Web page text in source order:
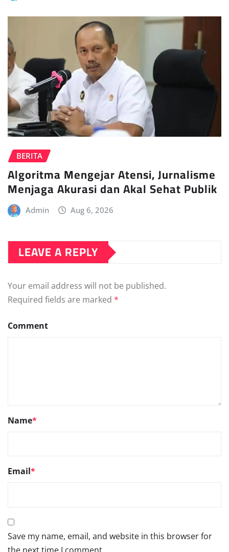
BERITA
Algoritma Mengejar Atensi, Jurnalisme
Menjaga Akurasi dan Akal Sehat Publik
Admin Aug 6, 2026
LEAVE A REPLY
Your email address will not be published.
Required fields are marked *
Comment
Name*
Email*
Save my name, email, and website in this browser for